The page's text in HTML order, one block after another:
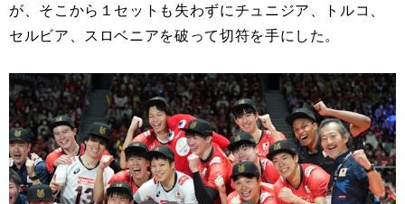
が、そこから１セットも失わずにチュニジア、トルコ、
セルビア、スロベニアを破って切符を手にした。